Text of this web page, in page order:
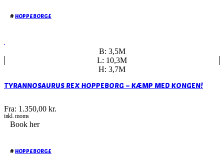
#HOPPEBORGE
B: 3,5M
L: 10,3M
H: 3,7M
TYRANNOSAURUS REX HOPPEBORG – KÆMP MED KONGEN!
Fra: 1.350,00 kr.
inkl. moms
Book her
#HOPPEBORGE